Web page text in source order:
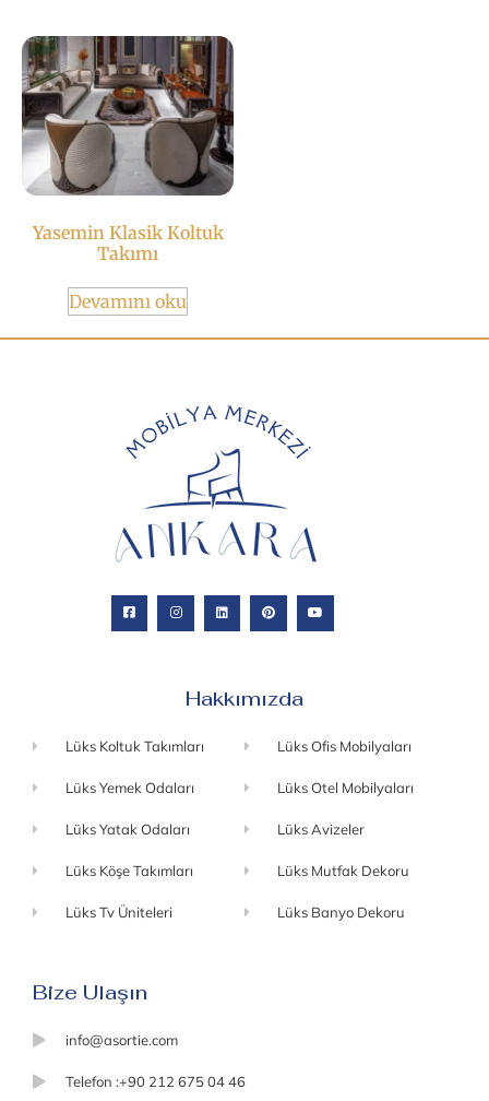
Yasemin Klasik Koltuk
Takımı
Devamını oku
Hakkımızda
Lüks Koltuk Takımları
Lüks Yemek Odaları
Lüks Yatak Odaları
Lüks Köşe Takımları
Lüks Tv Üniteleri
Lüks Ofis Mobilyaları
Lüks Otel Mobilyaları
Lüks Avizeler
Lüks Mutfak Dekoru
Lüks Banyo Dekoru
Bize Ulaşın
info@asortie.com
Telefon :+90 212 675 04 46